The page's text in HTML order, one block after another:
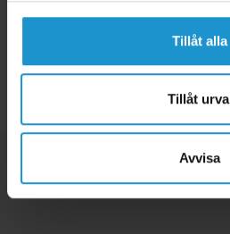
Tillåt alla
Tillåt
Avvisa
temperaturindikator. Välj en nappflaska eller
rostfritt stål är perfekt att ta med mat och dryck